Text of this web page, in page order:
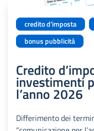
credito d'imposta
bonus pubblicità
Credito
investimenti
l’anno 2026
Differimento dei